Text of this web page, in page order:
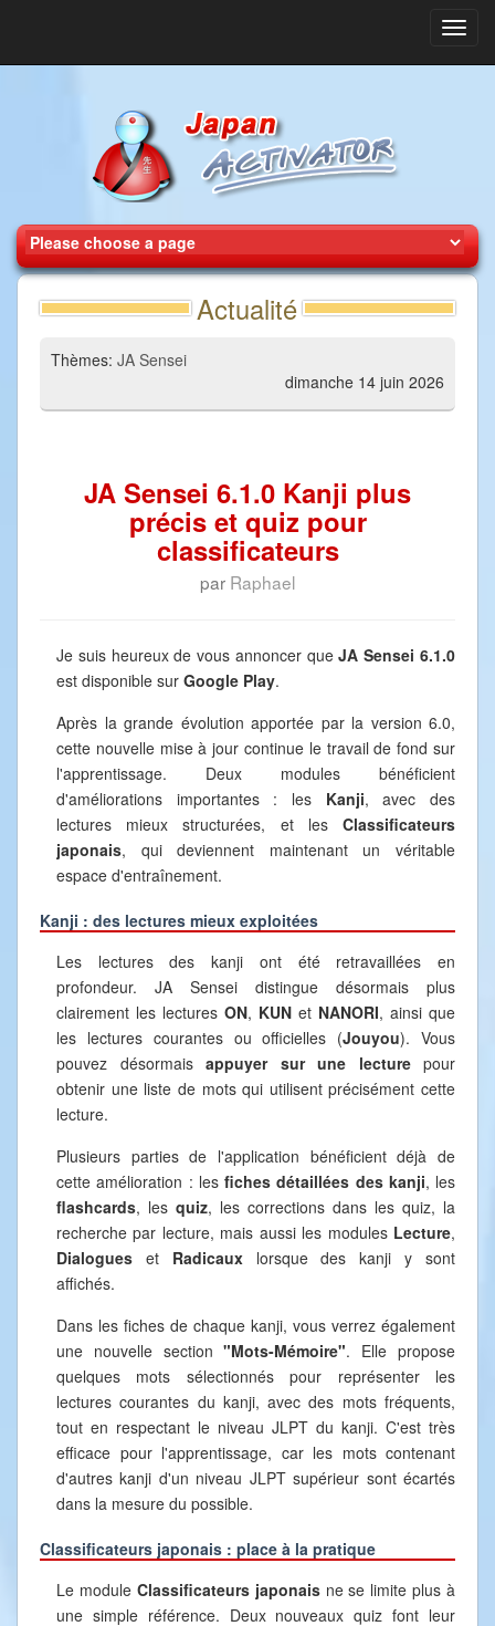
Actualité
Thèmes: JA Sensei
dimanche 14 juin 2026
JA Sensei 6.1.0 Kanji plus
précis et quiz pour
classificateurs
par Raphael
Je suis heureux de vous annoncer queJA Sensei 6.1.0
est disponible sur Google Play.
Après la grande évolution apportée par la version 6.0,
cette nouvelle mise à jour continue le travail de fond sur
l'apprentissage. Deux modules bénéficient
d'améliorations importantes : les Kanji, avec des
lectures mieux structurées, et les Classificateurs
japonais, qui deviennent maintenant un véritable
espace d'entraînement.
Kanji : des lectures mieux exploitées
Les lectures des kanji ont été retravaillées en
profondeur. JA Sensei distingue désormais plus
clairement les lectures ON, KUN et NANORI, ainsi que
les lectures courantes ou officielles (Jouyou). Vous
pouvez désormais appuyer sur une lecturepour
obtenir une liste de mots qui utilisent précisément cette
lecture.
Plusieurs parties de l'application bénéficient déjà de
cette amélioration : les fiches détaillées des kanji, les
flashcards, les quiz, les corrections dans les quiz, la
recherche par lecture, mais aussi les modules Lecture,
Dialogues et Radicauxlorsque des kanji y sont
affichés.
Dans les fiches de chaque kanji, vous verrez également
une nouvelle section"Mots-Mémoire". Elle propose
quelques mots sélectionnés pour représenter les
lectures courantes du kanji, avec des mots fréquents,
tout en respectant le niveau JLPT du kanji. C'est très
efficace pour l'apprentissage, car les mots contenant
d'autres kanji d'un niveau JLPT supérieur sont écartés
dans la mesure du possible.
Classificateurs japonais : place à la pratique
Le module Classificateurs japonaisne se limite plus à
une simple référence. Deux nouveaux quiz font leur